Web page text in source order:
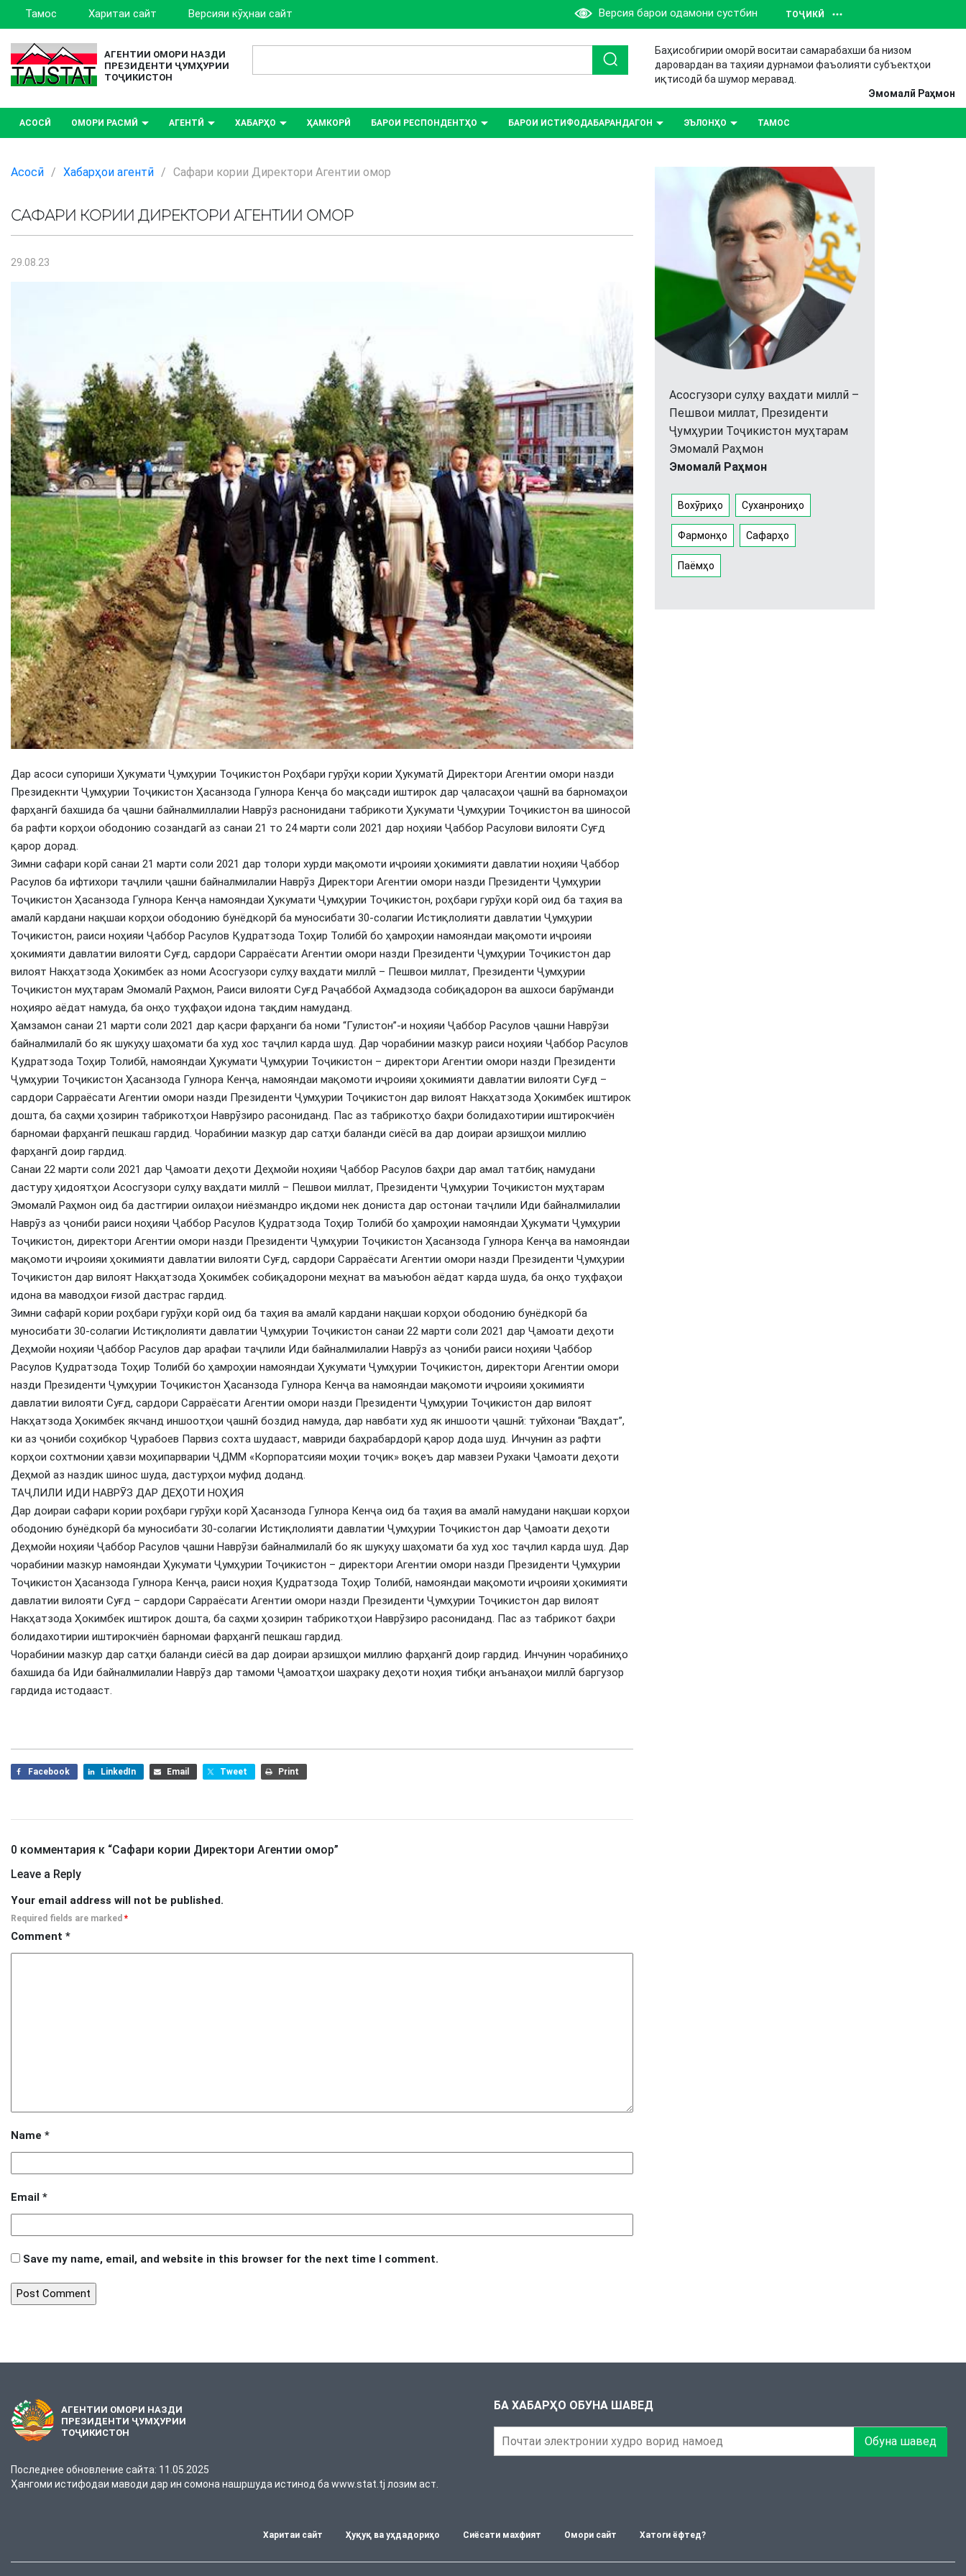
Тамос Харитаи сайт Версияи кӯҳнаи сайт Версия барои одамони сустбин ТОҶИКӢ
АГЕНТИИ ОМОРИ НАЗДИ
ПРЕЗИДЕНТИ ҶУМҲУРИИ
ТОҶИКИСТОН
Баҳисобгирии оморӣ воситаи самарабахши ба низом
даровардан ва таҳияи дурнамои фаъолияти субъектҳои
иқтисодӣ ба шумор меравад.
Эмомалӣ Раҳмон
АСОСӢ ОМОРИ РАСМӢ АГЕНТӢ ХАБАРҲО ҲАМКОРӢ БАРОИ РЕСПОНДЕНТҲО БАРОИ ИСТИФОДАБАРАНДАГОН ЭЪЛОНҲО ТАМОС
Асосӣ / Хабарҳои агентӣ / Сафари кории Директори Агентии омор
САФАРИ КОРИИ ДИРЕКТОРИ АГЕНТИИ ОМОР
29.08.23
Дар асоси супориши Ҳукумати Ҷумҳурии Тоҷикистон Роҳбари гурӯҳи кории Ҳукуматӣ Директори Агентии омори назди
Президекнти Ҷумҳурии Тоҷикистон Ҳасанзода Гулнора Кенҷа бо мақсади иштирок дар ҷаласаҳои ҷашнӣ ва барномаҳои
фарҳангӣ бахшида ба ҷашни байналмиллалии Наврӯз раснонидани табрикоти Ҳукумати Ҷумҳурии Тоҷикистон ва шиносоӣ
ба рафти корҳои ободонию созандагӣ аз санаи 21 то 24 марти соли 2021 дар ноҳияи Ҷаббор Расулови вилояти Суғд
қарор дорад.
Зимни сафари корӣ санаи 21 марти соли 2021 дар толори хурди мақомоти иҷроияи ҳокимияти давлатии ноҳияи Ҷаббор
Расулов ба ифтихори таҷлили ҷашни байналмилалии Наврӯз Директори Агентии омори назди Президенти Ҷумҳурии
Тоҷикистон Ҳасанзода Гулнора Кенҷа намояндаи Ҳукумати Ҷумҳурии Тоҷикистон, роҳбари гурӯҳи корӣ оид ба таҳия ва
амалӣ кардани нақшаи корҳои ободонию бунёдкорӣ ба муносибати 30-солагии Истиқлолияти давлатии Ҷумҳурии
Тоҷикистон, раиси ноҳияи Ҷаббор Расулов Қудратзода Тоҳир Толибӣ бо ҳамроҳии намояндаи мақомоти иҷроияи
ҳокимияти давлатии вилояти Суғд, сардори Сарраёсати Агентии омори назди Президенти Ҷумҳурии Тоҷикистон дар
вилоят Накҳатзода Ҳокимбек аз номи Асосгузори сулҳу ваҳдати миллӣ – Пешвои миллат, Президенти Ҷумҳурии
Тоҷикистон муҳтарам Эмомалӣ Раҳмон, Раиси вилояти Суғд Раҷаббой Аҳмадзода собиқадорон ва ашхоси барӯманди
ноҳияро аёдат намуда, ба онҳо туҳфаҳои идона тақдим намуданд.
Ҳамзамон санаи 21 марти соли 2021 дар қасри фарҳанги ба номи “Гулистон”-и ноҳияи Ҷаббор Расулов ҷашни Наврӯзи
байналмилалӣ бо як шукуҳу шаҳомати ба худ хос таҷлил карда шуд. Дар чорабинии мазкур раиси ноҳияи Ҷаббор Расулов
Қудратзода Тоҳир Толибӣ, намояндаи Ҳукумати Ҷумҳурии Тоҷикистон – директори Агентии омори назди Президенти
Ҷумҳурии Тоҷикистон Ҳасанзода Гулнора Кенҷа, намояндаи мақомоти иҷроияи ҳокимияти давлатии вилояти Суғд –
сардори Сарраёсати Агентии омори назди Президенти Ҷумҳурии Тоҷикистон дар вилоят Накҳатзода Ҳокимбек иштирок
дошта, ба саҳми ҳозирин табрикотҳои Наврӯзиро расониданд. Пас аз табрикотҳо баҳри болидахотирии иштирокчиён
барномаи фарҳангӣ пешкаш гардид. Чорабинии мазкур дар сатҳи баланди сиёсӣ ва дар доираи арзишҳои миллию
фарҳангӣ доир гардид.
Санаи 22 марти соли 2021 дар Ҷамоати деҳоти Деҳмойи ноҳияи Ҷаббор Расулов баҳри дар амал татбиқ намудани
дастуру ҳидоятҳои Асосгузори сулҳу ваҳдати миллӣ – Пешвои миллат, Президенти Ҷумҳурии Тоҷикистон муҳтарам
Эмомалӣ Раҳмон оид ба дастгирии оилаҳои ниёзмандро иқдоми нек дониста дар остонаи таҷлили Иди байналмилалии
Наврӯз аз ҷониби раиси ноҳияи Ҷаббор Расулов Қудратзода Тоҳир Толибӣ бо ҳамроҳии намояндаи Ҳукумати Ҷумҳурии
Тоҷикистон, директори Агентии омори назди Президенти Ҷумҳурии Тоҷикистон Ҳасанзода Гулнора Кенҷа ва намояндаи
мақомоти иҷроияи ҳокимияти давлатии вилояти Суғд, сардори Сарраёсати Агентии омори назди Президенти Ҷумҳурии
Тоҷикистон дар вилоят Накҳатзода Ҳокимбек собиқадорони меҳнат ва маъюбон аёдат карда шуда, ба онҳо туҳфаҳои
идона ва маводҳои ғизоӣ дастрас гардид.
Зимни сафарӣ кории роҳбари гурӯҳи корӣ оид ба таҳия ва амалӣ кардани нақшаи корҳои ободонию бунёдкорӣ ба
муносибати 30-солагии Истиқлолияти давлатии Ҷумҳурии Тоҷикистон санаи 22 марти соли 2021 дар Ҷамоати деҳоти
Деҳмойи ноҳияи Ҷаббор Расулов дар арафаи таҷлили Иди байналмилалии Наврӯз аз ҷониби раиси ноҳияи Ҷаббор
Расулов Қудратзода Тоҳир Толибӣ бо ҳамроҳии намояндаи Ҳукумати Ҷумҳурии Тоҷикистон, директори Агентии омори
назди Президенти Ҷумҳурии Тоҷикистон Ҳасанзода Гулнора Кенҷа ва намояндаи мақомоти иҷроияи ҳокимияти
давлатии вилояти Суғд, сардори Сарраёсати Агентии омори назди Президенти Ҷумҳурии Тоҷикистон дар вилоят
Накҳатзода Ҳокимбек якчанд иншоотҳои ҷашнӣ боздид намуда, дар навбати худ як иншооти ҷашнӣ: туйхонаи “Ваҳдат”,
ки аз ҷониби соҳибкор Ҷурабоев Парвиз сохта шудааст, мавриди баҳрабардорӣ қарор дода шуд. Инчунин аз рафти
корҳои сохтмонии ҳавзи моҳипарварии ҶДММ «Корпоратсияи моҳии тоҷик» воқеъ дар мавзеи Рухаки Ҷамоати деҳоти
Деҳмой аз наздик шинос шуда, дастурҳои муфид доданд.
ТАҶЛИЛИ ИДИ НАВРӮЗ ДАР ДЕҲОТИ НОҲИЯ
Дар доираи сафари кории роҳбари гурӯҳи корӣ Ҳасанзода Гулнора Кенҷа оид ба таҳия ва амалӣ намудани нақшаи корҳои
ободонию бунёдкорӣ ба муносибати 30-солагии Истиқлолияти давлатии Ҷумҳурии Тоҷикистон дар Ҷамоати деҳоти
Деҳмойи ноҳияи Ҷаббор Расулов ҷашни Наврӯзи байналмилалӣ бо як шукуҳу шаҳомати ба худ хос таҷлил карда шуд. Дар
чорабинии мазкур намояндаи Ҳукумати Ҷумҳурии Тоҷикистон – директори Агентии омори назди Президенти Ҷумҳурии
Тоҷикистон Ҳасанзода Гулнора Кенҷа, раиси ноҳия Қудратзода Тоҳир Толибӣ, намояндаи мақомоти иҷроияи ҳокимияти
давлатии вилояти Суғд – сардори Сарраёсати Агентии омори назди Президенти Ҷумҳурии Тоҷикистон дар вилоят
Накҳатзода Ҳокимбек иштирок дошта, ба саҳми ҳозирин табрикотҳои Наврӯзиро расониданд. Пас аз табрикот баҳри
болидахотирии иштирокчиён барномаи фарҳангӣ пешкаш гардид.
Чорабинии мазкур дар сатҳи баланди сиёсӣ ва дар доираи арзишҳои миллию фарҳангӣ доир гардид. Инчунин чорабиниҳо
бахшида ба Иди байналмилалии Наврӯз дар тамоми Ҷамоатҳои шаҳраку деҳоти ноҳия тибқи анъанаҳои миллӣ баргузор
гардида истодааст.
Facebook LinkedIn Email Tweet Print
0 комментария к “Сафари кории Директори Агентии омор”
Leave a Reply
Your email address will not be published.
Required fields are marked *
Comment *
Name *
Email *
Save my name, email, and website in this browser for the next time I comment.
Асосгузори сулҳу ваҳдати миллӣ –
Пешвои миллат, Президенти
Ҷумҳурии Тоҷикистон муҳтарам
Эмомалӣ Раҳмон
Эмомалӣ Раҳмон
Вохӯриҳо Суханрониҳо
Фармонҳо Сафарҳо
Паёмҳо
АГЕНТИИ ОМОРИ НАЗДИ
ПРЕЗИДЕНТИ ҶУМҲУРИИ
ТОҶИКИСТОН
Последнее обновление сайта: 11.05.2025
Ҳангоми истифодаи маводи дар ин сомона нашршуда истинод ба www.stat.tj лозим аст.
БА ХАБАРҲО ОБУНА ШАВЕД
Обуна шавед
Харитаи сайт Ҳуқуқ ва уҳдадориҳо Сиёсати махфият Омори сайт Хатоги ёфтед?